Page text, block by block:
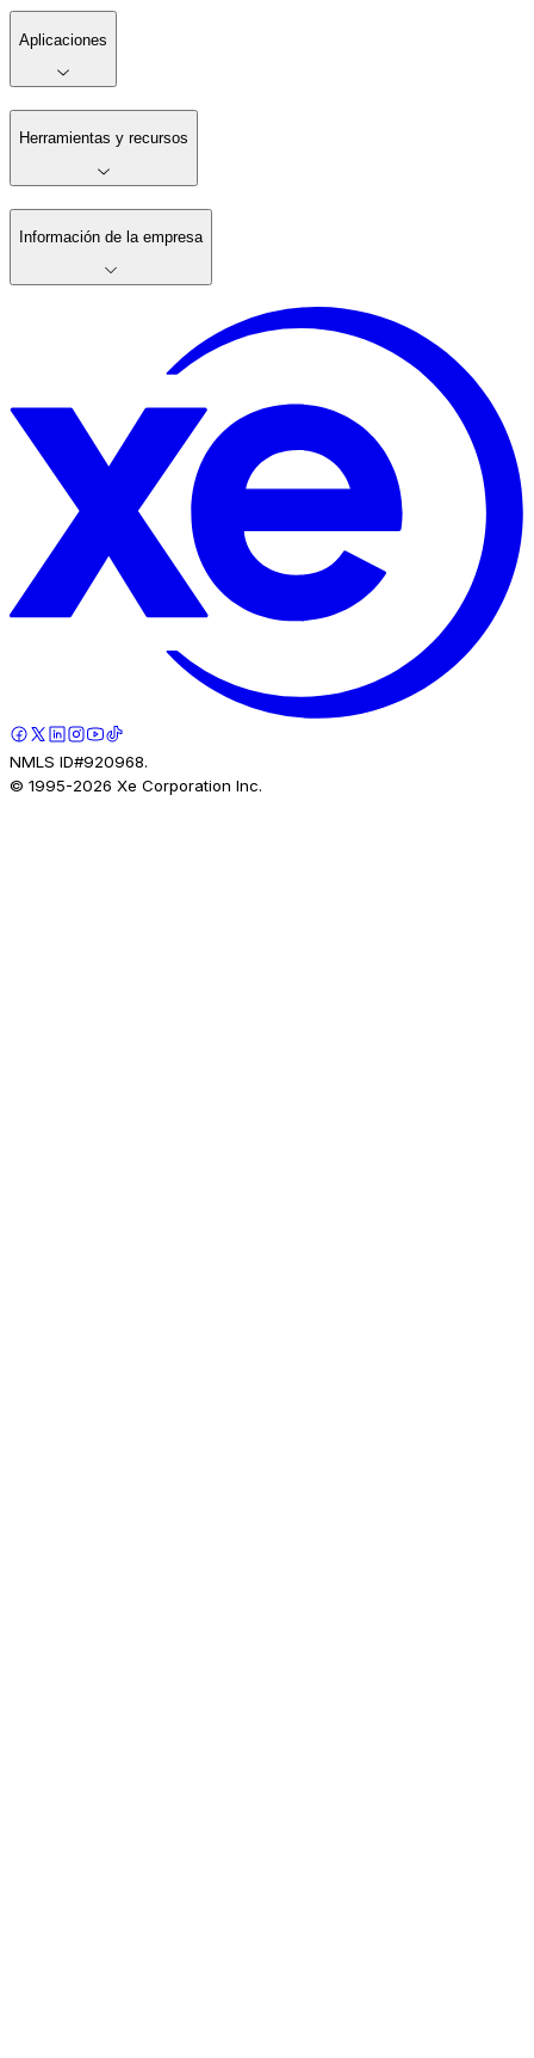
Aplicaciones
Herramientas y recursos
Información de la empresa
NMLS ID#920968.
© 1995-2026 Xe Corporation Inc.